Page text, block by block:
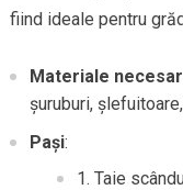
fiind ideale pentru
Materiale
șuruburi,
Pași:
Taie